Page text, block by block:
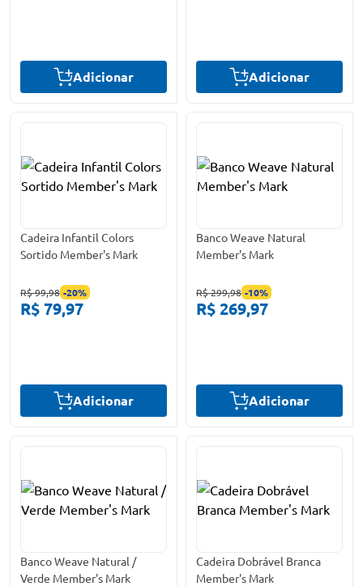
Adicionar Adicionar
Cadeira Infantil Colors
Sortido Member's Mark
R$ 99,98 -20%
R$ 79,97
Adicionar
Banco Weave Natural
Member's Mark
R$ 299,98 -10%
R$ 269,97
Adicionar
Banco Weave Natural /
Verde Member's Mark
Cadeira Dobrável Branca
Member's Mark